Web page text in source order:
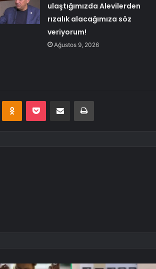
ulaştığımızda Alevilerden
rızalık alacağımıza söz
veriyorum!
Ağustos 9, 2026
Odnoklassniki
Pocket E-Posta ile paylaş Yazdır